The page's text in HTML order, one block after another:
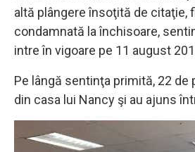
altă plângere însoţită de citaţie,
condamnată la închisoare,
intre în vigoare pe 11 august
Pe lângă sentinţa primită, 22
din casa lui Nancy şi au ajuns